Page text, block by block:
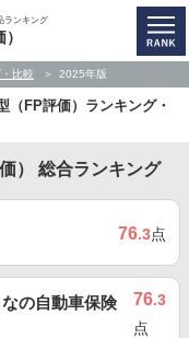
ランキング
比較 2025年版
（FP評価）ランキング・
） 総合ランキング
76.3点
の自動車保険
76.3
点